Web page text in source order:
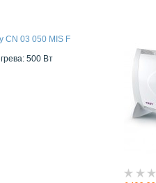
CN 03 050 MIS F
500 Вт